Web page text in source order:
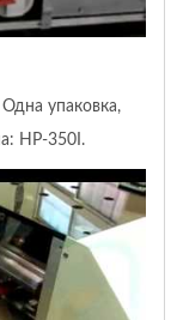
упаковка,
HP-350I.